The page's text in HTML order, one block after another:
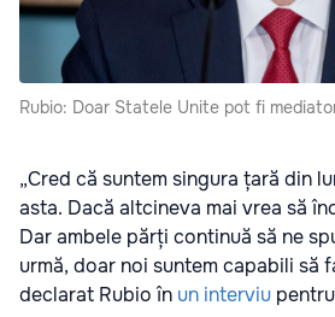
Rubio: Doar Statele Unite pot fi
„Cred că suntem singura țară din
asta. Dacă altcineva mai vrea să
Dar ambele părți continuă să ne
urmă, doar noi suntem capabili să
declarat Rubio în un interviu